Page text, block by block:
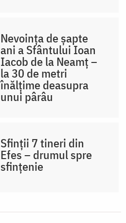
Nevoința de șapte
ani a Sfântului Ioan
Iacob de la Neamț –
la 30 de metri
înălțime deasupra
unui pârâu
Sfinții 7 tineri din
Efes – drumul spre
sfințenie